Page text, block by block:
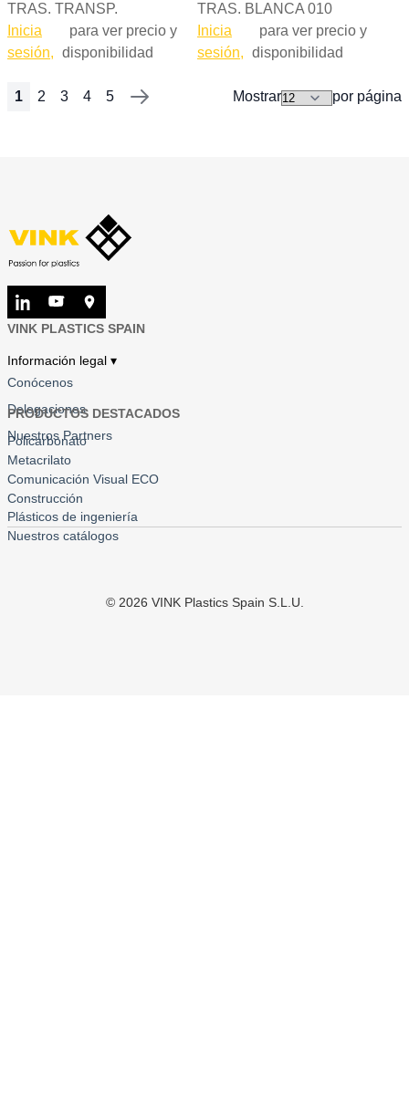
TRAS. TRANSP.
Inicia
sesión,
para ver precio y
disponibilidad
TRAS. BLANCA 010
Inicia
sesión,
para ver precio y
disponibilidad
Página
Actualmente está viendo la página
1
Página
2
Página
3
Página
4
Página
5
Página
Siguiente
Mostrar por página
VINK PLASTICS SPAIN
Información legal ▾
Conócenos
Delegaciones
Nuestros Partners
PRODUCTOS DESTACADOS
Policarbonato
Metacrilato
Comunicación Visual ECO
Construcción
Plásticos de ingeniería
Nuestros catálogos
© 2026 VINK Plastics Spain S.L.U.